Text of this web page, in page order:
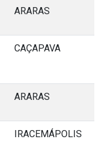
ARARAS
CAÇAPAVA
ARARAS
IRACEMÁPOLIS